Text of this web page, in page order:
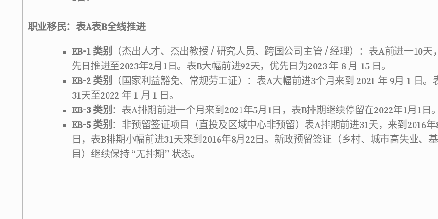
职业移民：表A表B全线推进
EB-1 类别
（杰出人才、杰出教授 / 研究人员、跨国公司主管 / 经理）：表A前进一10天
先日推进至2023年2月1日。表B大幅前进92天，优先日为2023 年 8 月 15 日。
EB-2 类别
（国家利益豁免、常规劳工证）：表A大幅前进3个月来到 2021 年 9月 1 日。
31天至2022 年 1 月 1 日。
EB-3 类别 ：表A排期前进一个月来到2021年5月1日，表B排期继续停留在2022年1月1日
EB-5 类别 ：非预留签证项目（直投及区域中心非预留）表A排期前进31天，来到2016年
日，表B排期小幅前进31天来到2016年8月22日。新政预留签证（乡村、城市高失业、
目）继续保持 “无排期” 状态。